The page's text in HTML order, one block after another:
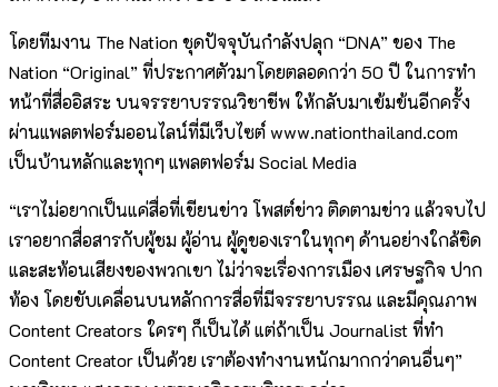
โดยทีมงาน The Nation ชุดปัจจุบันกำลังปลุก “DNA” ของ The
Nation “Original” ที่ประกาศตัวมาโดยตลอดกว่า 50 ปี ในการทำ
หน้าที่สื่ออิสระ บนจรรยาบรรณวิชาชีพ ให้กลับมาเข้มข้นอีกครั้ง
ผ่านแพลตฟอร์มออนไลน์ที่มีเว็บไซต์ www.nationthailand.com
เป็นบ้านหลักและทุกๆ แพลตฟอร์ม Social Media
“เราไม่อยากเป็นแค่สื่อที่เขียนข่าว โพสต์ข่าว ติดตามข่าว แล้วจบไป
เราอยากสื่อสารกับผู้ชม ผู้อ่าน ผู้ดูของเราในทุกๆ ด้านอย่างใกล้ชิด
และสะท้อนเสียงของพวกเขา ไม่ว่าจะเรื่องการเมือง เศรษฐกิจ ปาก
ท้อง โดยขับเคลื่อนบนหลักการสื่อที่มีจรรยาบรรณ และมีคุณภาพ
Content Creators ใครๆ ก็เป็นได้ แต่ถ้าเป็น Journalist ที่ทำ
Content Creator เป็นด้วย เราต้องทำงานหนักมากกว่าคนอื่นๆ”